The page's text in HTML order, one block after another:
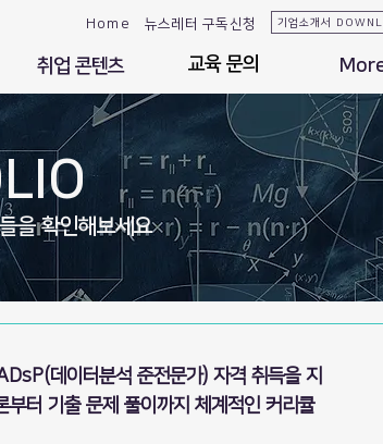
Home 뉴스레터 구독신청 기업소개서
취업 콘텐츠 교육 문의
교육 문의
을 확인해보세요
데이터분석 준전문가) 자격 취득을 지
터 기출 문제 풀이까지 체계적인 커리큘